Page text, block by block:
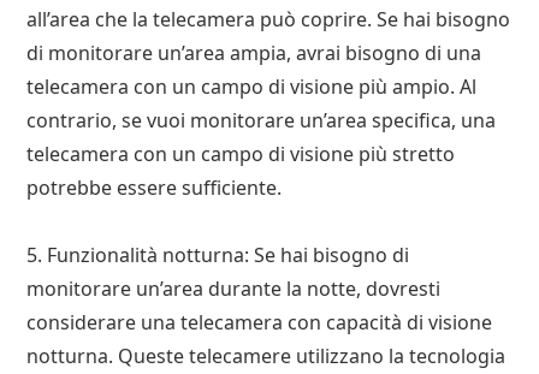
all’area che la telecamera può coprire. Se hai bisogno
di monitorare un’area ampia, avrai bisogno di una
telecamera con un campo di visione più ampio. Al
contrario, se vuoi monitorare un’area specifica, una
telecamera con un campo di visione più stretto
potrebbe essere sufficiente.
5. Funzionalità notturna: Se hai bisogno di
monitorare un’area durante la notte, dovresti
considerare una telecamera con capacità di visione
notturna. Queste telecamere utilizzano la tecnologia